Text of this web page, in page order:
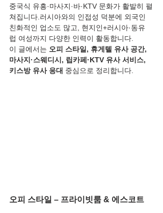
중국식 유흥·마사지·바·KTV 문화가 활발히 펼
쳐집니다.러시아와의 인접성 덕분에 외국인
친화적인 업소도 많고, 현지인+러시아·동유
럽 여성까지 다양한 인력이 활동합니다.
이 글에서는 오피 스타일, 휴게텔 유사 공간,
마사지·스웨디시, 립카페·KTV 유사 서비스,
키스방 유사 응대 중심으로 정리합니다.
오피 스타일 – 프라이빗룸 & 에스코트